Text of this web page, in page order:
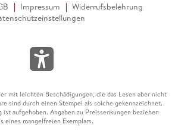
Impressum
Widerrufsbelehrung
mit leichten Beschädigungen, die das Lesen aber nicht
sind durch einen Stempel als solche gekennzeichnet.
aufgehoben. Angaben zu Preissenkungen beziehen
eines mangelfreien Exemplars.